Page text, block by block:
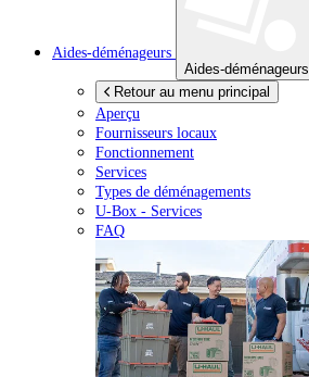
Aides-déménageurs
Aides-déménageurs
Retour au menu principal
Aperçu
Fournisseurs locaux
Fonctionnement
Services
Types de déménagements
U-Box - Services
FAQ